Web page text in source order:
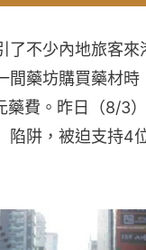
了不少內地旅客
間藥坊購買藥材
藥費。昨日（8/3
陷阱，被迫支持4